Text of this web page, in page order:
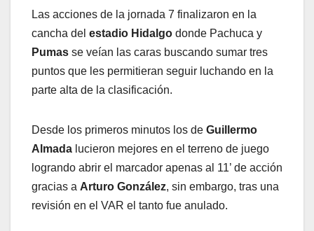
Las acciones de la jornada 7 finalizaron en la
cancha del estadio Hidalgo donde Pachuca y
Pumas se veían las caras buscando sumar tres
puntos que les permitieran seguir luchando en la
parte alta de la clasificación.
Desde los primeros minutos los de Guillermo
Almada lucieron mejores en el terreno de juego
logrando abrir el marcador apenas al 11’ de acción
gracias a Arturo González, sin embargo, tras una
revisión en el VAR el tanto fue anulado.